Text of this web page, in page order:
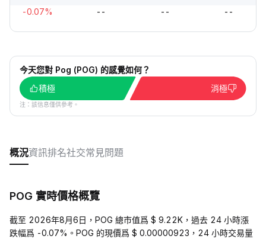
-0.07% -- -- --
今天您對 Pog (POG) 的感覺如何？
積極
消極
注：該信息僅供參考。
概況資訊排名社交常見問題
POG 實時價格概覽
截至 2026年8月6日，POG 總市值爲 $ 9.22K，過去 24 小時漲
跌幅爲 -0.07%。POG 的現價爲 $ 0.00000923，24 小時交易量